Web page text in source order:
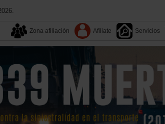
Zona afiliación Afiliate Servicios